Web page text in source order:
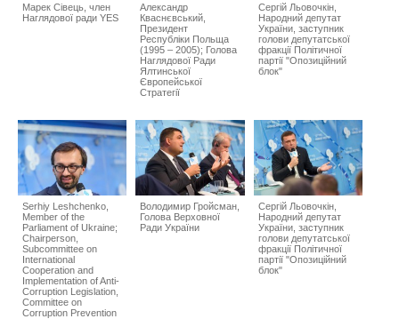
Марек Сівець, член
Наглядової ради YES
Александр
Кваснєвський,
Президент
Республіки Польща
(1995 – 2005); Голова
Наглядової Ради
Ялтинської
Європейської
Стратегії
Сергій Льовочкін,
Народний депутат
України, заступник
голови депутатської
фракції Політичної
партії "Опозиційний
блок"
Serhiy Leshchenko,
Member of the
Parliament of Ukraine;
Chairperson,
Subcommittee on
International
Cooperation and
Implementation of Anti-
Corruption Legislation,
Committee on
Corruption Prevention
Володимир Гройсман,
Голова Верховної
Ради України
Сергій Льовочкін,
Народний депутат
України, заступник
голови депутатської
фракції Політичної
партії "Опозиційний
блок"